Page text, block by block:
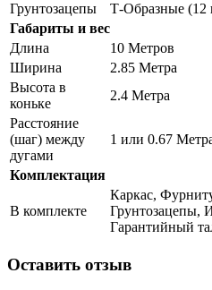
Грунтозацепы
Т-Образные (12
Габариты и вес
Длина
10 Метров
Ширина
2.85 Метра
Высота в
коньке
2.4 Метра
Расстояние
(шаг) между
дугами
1 или 0.67
Комплектация
В комплекте
Каркас,
Грунтозацепы,
Гарантийный
Оставить отзыв